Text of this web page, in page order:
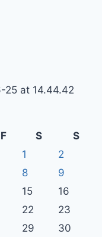
F S
S
1
2
8
9
15
16
22
23
29
30